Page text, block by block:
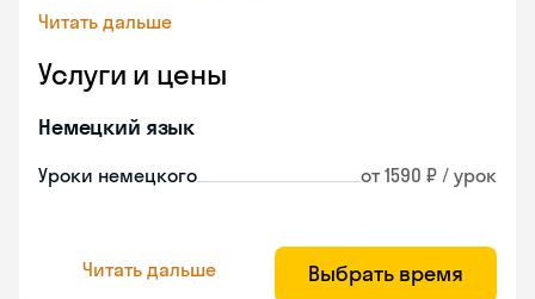
Читать дальше
Услуги и цены
Немецкий язык
Уроки немецкого от 1590 ₽ / урок
Читать дальше Выбрать время